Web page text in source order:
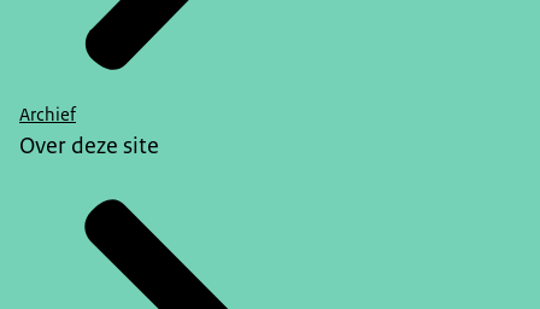
Archief
Over deze site